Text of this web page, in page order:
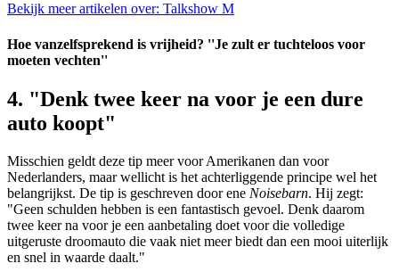
Bekijk meer artikelen over: Talkshow M
Hoe vanzelfsprekend is vrijheid? ''Je zult er tuchteloos voor
moeten vechten''
4. "Denk twee keer na voor je een dure
auto koopt"
Misschien geldt deze tip meer voor Amerikanen dan voor
Nederlanders, maar wellicht is het achterliggende principe wel het
belangrijkst. De tip is geschreven door ene Noisebarn. Hij zegt:
"Geen schulden hebben is een fantastisch gevoel. Denk daarom
twee keer na voor je een aanbetaling doet voor die volledige
uitgeruste droomauto die vaak niet meer biedt dan een mooi uiterlijk
en snel in waarde daalt."